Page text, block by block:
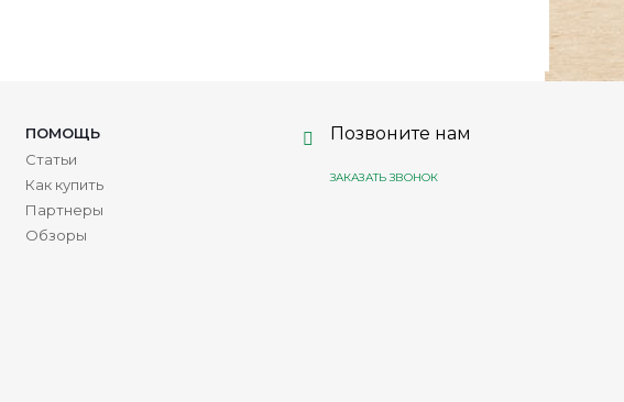
ПОМОЩЬ
Статьи
Как купить
Партнеры
Обзоры
Позвоните нам
ЗАКАЗАТЬ ЗВОНОК